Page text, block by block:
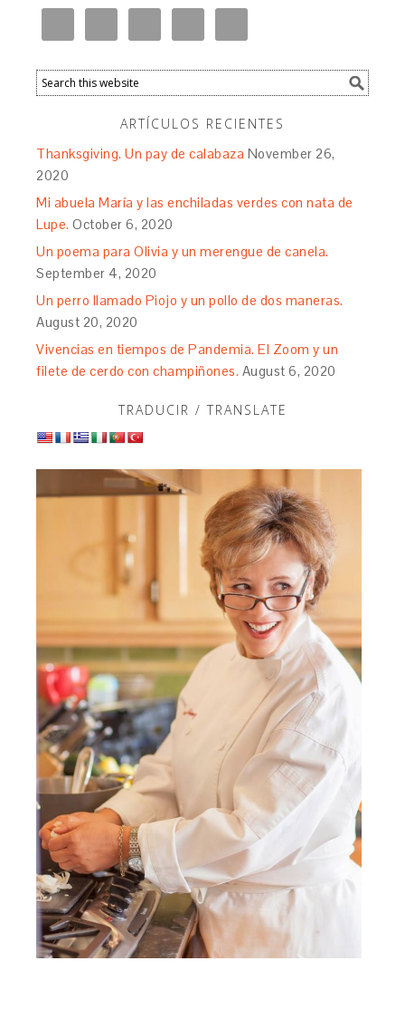
ARTÍCULOS RECIENTES
Thanksgiving. Un pay de calabaza November 26,
2020
Mi abuela María y las enchiladas verdes con nata de
Lupe. October 6, 2020
Un poema para Olivia y un merengue de canela.
September 4, 2020
Un perro llamado Piojo y un pollo de dos maneras.
August 20, 2020
Vivencias en tiempos de Pandemia. El Zoom y un
filete de cerdo con champiñones. August 6, 2020
TRADUCIR / TRANSLATE